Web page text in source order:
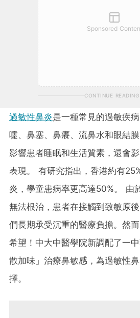
Sponsored
CONTINUE READING
過敏性鼻炎是一種常見的過敏疾
嚏、鼻塞、鼻癢、流鼻水和眼結
影響患者睡眠和生活質素，還會
表現。 有研究指出，香港約有
炎，學童患病率更高達50%。 由
無法根治，患者在接觸到致敏原
們長期承受沉重的醫療負擔。然
希望！中大中醫學院新調配了一
散加味」治療鼻敏感，為過敏性
擇。